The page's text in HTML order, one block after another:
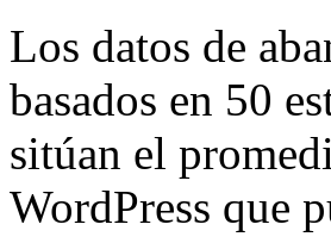
Los datos de
basados en 50
sitúan el
WordPress que